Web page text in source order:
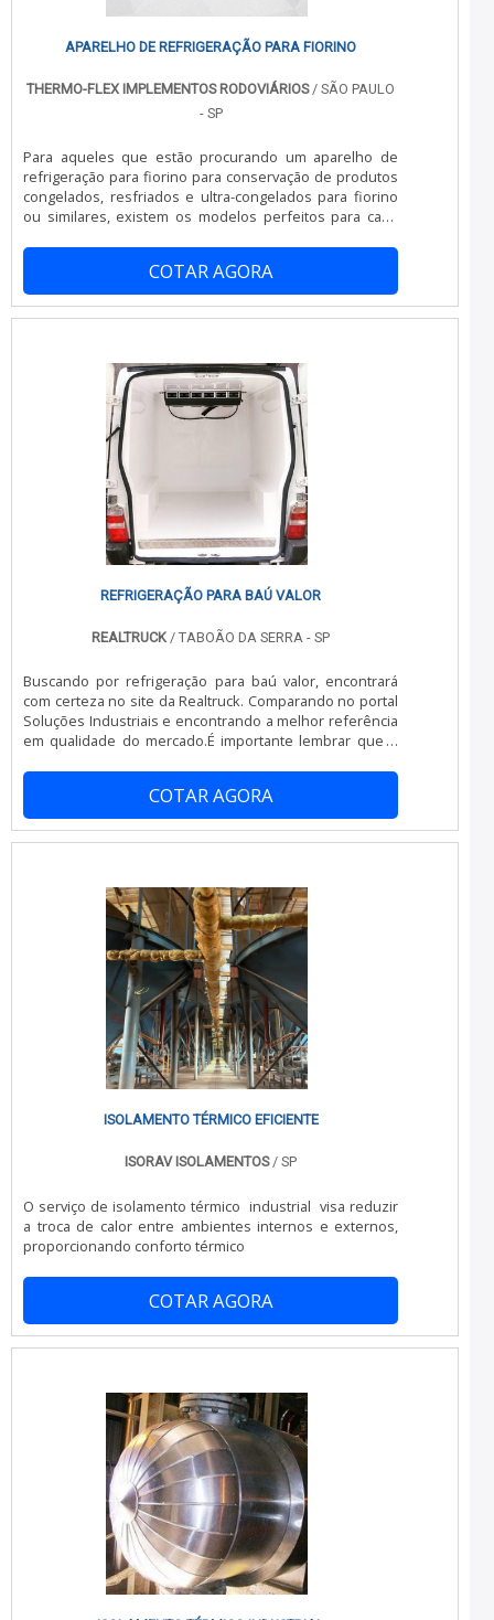
APARELHO DE REFRIGERAÇÃO PARA FIORINO
THERMO-FLEX IMPLEMENTOS RODOVIÁRIOS/ SÃO PAULO
- SP
Para aqueles que estão procurando um aparelho de
refrigeração para fiorino para conservação de produtos
congelados, resfriados e ultra-congelados para fiorino
ou similares, existem os modelos perfeitos para cada
Logísticas; Autônomos; Investidores.MAIS INFORMAÇÕES
SOBRE OS APARELHOS DE REFRIGERAÇÃOSistema que
mantém o ar condicionado original da fiorino (único do
mercado que não precisa desativar), com um suporte no
COTAR AGORA
REFRIGERAÇÃO PARA BAÚ VALOR
REALTRUCK / TABOÃO DA SERRA - SP
Buscando por refrigeração para baú valor, encontrará
com certeza no site da Realtruck. Comparando no portal
Soluções Industriais e encontrando a melhor referência
em qualidade do mercado.É importante lembrar que o
especializadas no segmento. Esse tipo de cuidado ajuda
a garantir a qualidade e durabilidade dos materiais, além
de evitar prejuízos com substituições frequentes de
peças defeituosas. Assim, é possível poupar gastos
refrigeração para baú valor em uma empresa atenciosa
e cuidadosa com o cliente, desde o orçamento até o
pós-venda, acha a Realtruck. Com grande expressão de
mercado quando o assunto é instalação e manutenção
de aparelho de refrigeração para transporte e
isolamento térmico e aparelho de refrigeração para van,
garantindo o que há de melhor na atualidade.Sem
perder o foco em refrigeração para baú valor, na
essência da empresa, a mesma deve prezar pelos
produtos e serviços com ótima qualidade e proteção,
comprometimento da empresa com seus
demonstrar conhecimento e autoridade em sua área de
quando pesquisar por refrigeração para baú
valor:Equipe treinada;Profissionais que prestam um
atendimento diferenciado;Equipe de alta
qualidade; Escritório de alta qualidade onde são
realizadas as atividades; Sala de treinamento com
materiais sofisticados; Equipamentos de última
geração. UM POUCO MAIS SOBRE A EMPRESASomente
na Realtruck existe o que há de melhor em refrigeração
para van.É atenciosa e cuidadosa com o cliente, desde o
orçamento até o pós-venda e inovadora, características
possíveis pelo fato de a empresa ter escritório de alta
qualidade onde são realizadas as atividades e
equipamentos de última geração. Tudo isso, somado à
performance de uma equipe treinada e de alta
qualidade, garante a melhor experiência para os clientes
com qualidade..
COTAR AGORA
ISOLAMENTO TÉRMICO EFICIENTE
ISORAV ISOLAMENTOS/ SP
O serviço de isolamento térmico industrial visa reduzir
a troca de calor entre ambientes internos e externos,
proporcionando conforto térmico
COTAR AGORA